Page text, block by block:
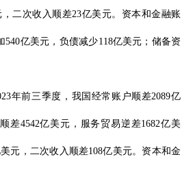
，二次收入顺差23亿美元。资本和金融账
540亿美元，负债减少118亿美元；储备资
年前三季度，我国经常账户顺差2089亿
差4542亿美元，服务贸易逆差1682亿美
元，二次收入顺差108亿美元。资本和金